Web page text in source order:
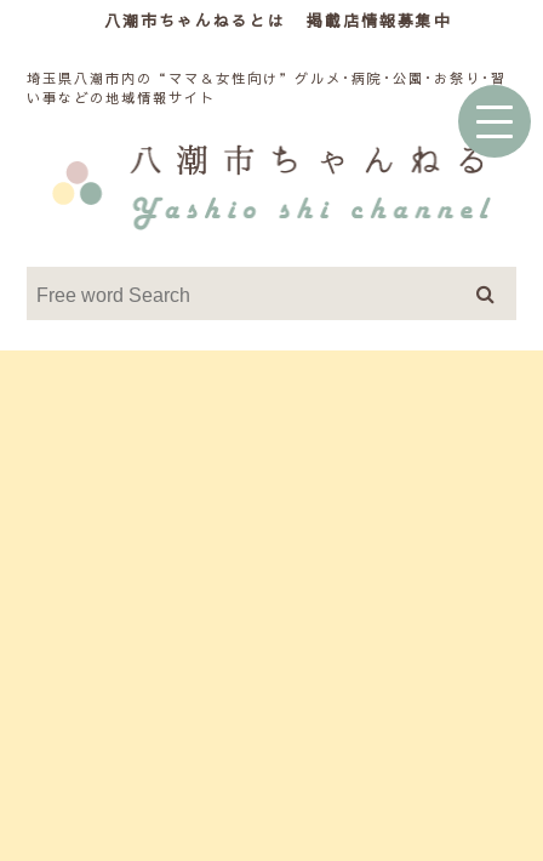
八潮市ちゃんねるとは 掲載店情報募集中
埼玉県八潮市内の“ママ＆女性向け”グルメ･病院･公園･お祭り･習
い事などの地域情報サイト